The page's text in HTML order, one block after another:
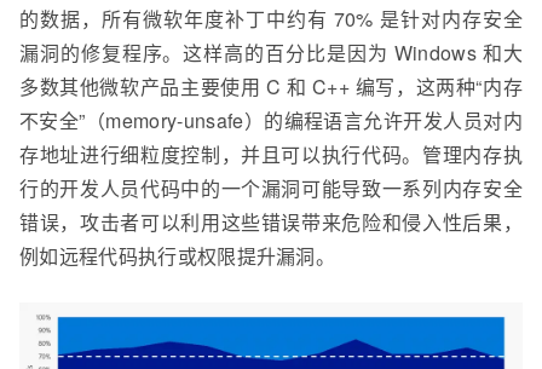
的数据，所有微软年度补丁中约有 70% 是针对内存安全
漏洞的修复程序。这样高的百分比是因为 Windows 和大
多数其他微软产品主要使用 C 和 C++ 编写，这两种“内存
不安全”（memory-unsafe）的编程语言允许开发人员对内
存地址进行细粒度控制，并且可以执行代码。管理内存执
行的开发人员代码中的一个漏洞可能导致一系列内存安全
错误，攻击者可以利用这些错误带来危险和侵入性后果，
例如远程代码执行或权限提升漏洞。